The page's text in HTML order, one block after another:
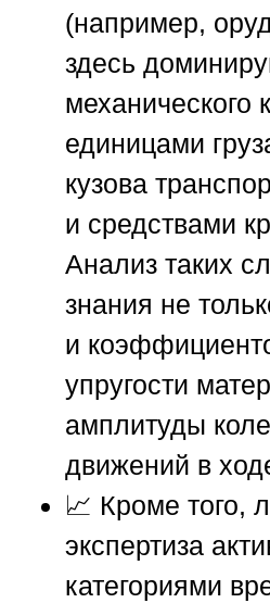
(например,
здесь
механического
единицами
кузова
и средствами
Анализ таких
знания не
и
упругости
амплитуды
движений в
📈 Кроме того,
экспертиза
категориями